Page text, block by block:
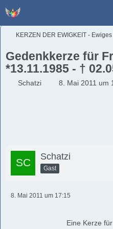
KERZEN DER EWIGKEIT -
Gedenkkerze für
*13.11.1985 - †
Schatzi 8. Mai 2011 um
Schatzi
Gast
8. Mai 2011 um 17:15
Eine Kerze